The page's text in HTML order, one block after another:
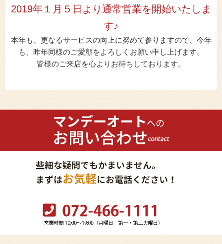
2019年１月５日より通常営業を開始いたしま
す♪
本年も、更なるサービスの向上に努めて参りますので、今年
も、昨年同様のご愛顧をよろしくお願い申し上げます。
皆様のご来店を心よりお待ちしております。